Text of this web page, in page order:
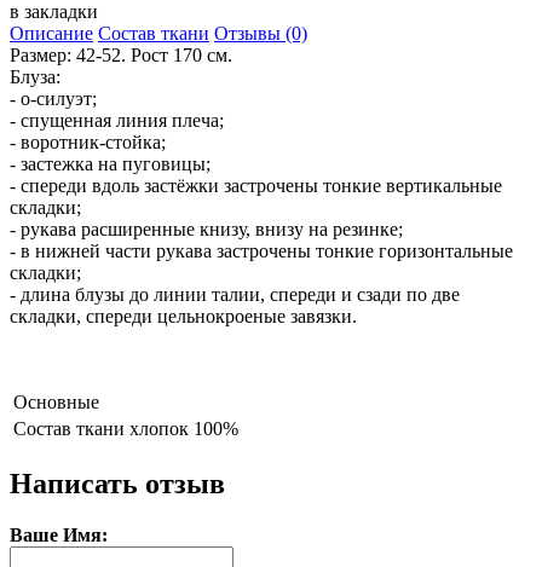
в закладки
Описание Состав ткани Отзывы (0)
Размер: 42-52. Рост 170 см.
Блуза:
- о-силуэт;
- спущенная линия плеча;
- воротник-стойка;
- застежка на пуговицы;
- спереди вдоль застёжки застрочены тонкие вертикальные
складки;
- рукава расширенные книзу, внизу на резинке;
- в нижней части рукава застрочены тонкие горизонтальные
складки;
- длина блузы до линии талии, спереди и сзади по две
складки, спереди цельнокроеные завязки.
Основные
Состав ткани хлопок 100%
Написать отзыв
Ваше Имя: